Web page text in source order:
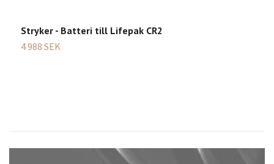
Stryker - Batteri till Lifepak CR2
4 988 SEK